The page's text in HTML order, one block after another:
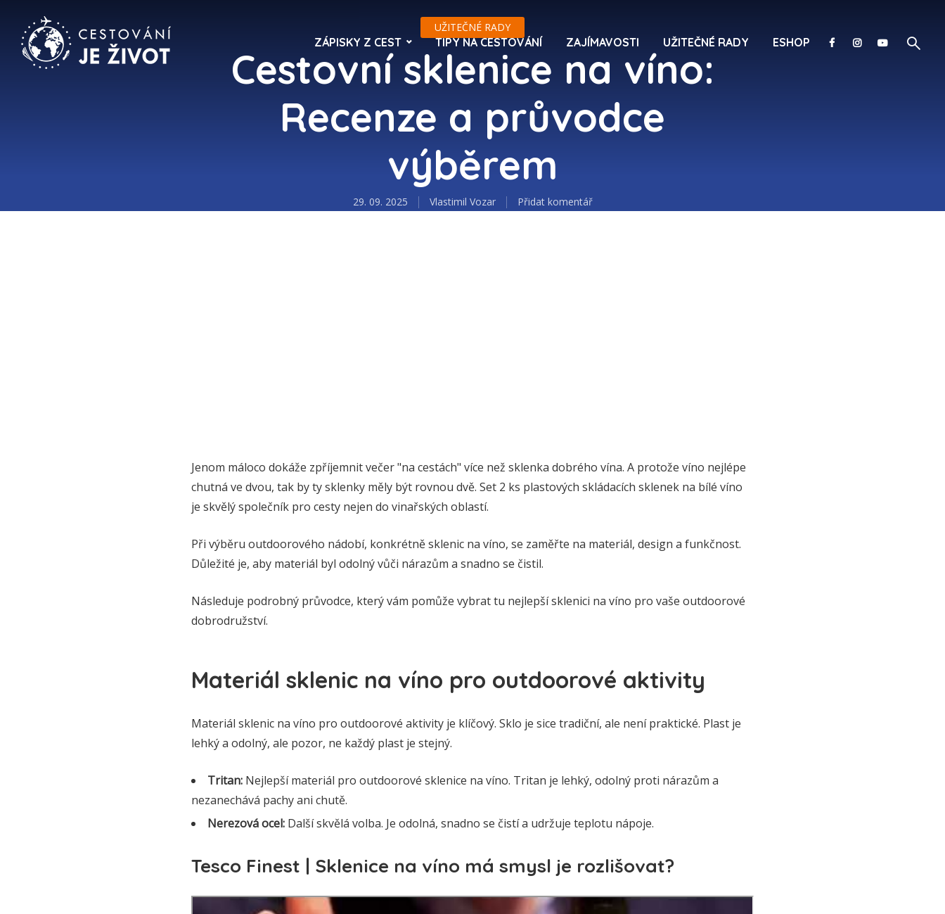
ZÁPISKY Z CEST TIPY NA CESTOVÁNÍ ZAJÍMAVOSTI UŽITEČNÉ RADY ESHOP
UŽITEČNÉ RADY
Cestovní sklenice na víno:
Recenze a průvodce
výběrem
29. 09. 2025 Vlastimil Vozar Přidat komentář
Jenom máloco dokáže zpříjemnit večer "na cestách" více než sklenka dobrého vína. A protože víno nejlépe
chutná ve dvou, tak by ty sklenky měly být rovnou dvě. Set 2 ks plastových skládacích sklenek na bílé víno
je skvělý společník pro cesty nejen do vinařských oblastí.
Při výběru outdoorového nádobí, konkrétně sklenic na víno, se zaměřte na materiál, design a funkčnost.
Důležité je, aby materiál byl odolný vůči nárazům a snadno se čistil.
Následuje podrobný průvodce, který vám pomůže vybrat tu nejlepší sklenici na víno pro vaše outdoorové
dobrodružství.
Materiál sklenic na víno pro outdoorové aktivity
Materiál sklenic na víno pro outdoorové aktivity je klíčový. Sklo je sice tradiční, ale není praktické. Plast je
lehký a odolný, ale pozor, ne každý plast je stejný.
Tritan: Nejlepší materiál pro outdoorové sklenice na víno. Tritan je lehký, odolný proti nárazům a
nezanechává pachy ani chutě.
Nerezová ocel: Další skvělá volba. Je odolná, snadno se čistí a udržuje teplotu nápoje.
Tesco Finest | Sklenice na víno má smysl je rozlišovat?